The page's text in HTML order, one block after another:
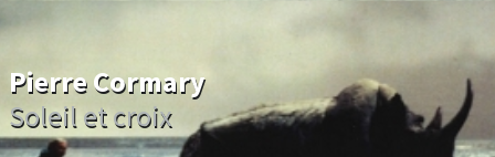
Pierre Cormary
Soleil et croix